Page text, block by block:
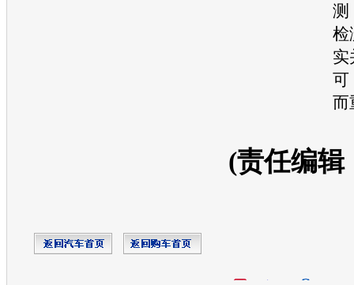
测
检
实
可
而
(责任编辑